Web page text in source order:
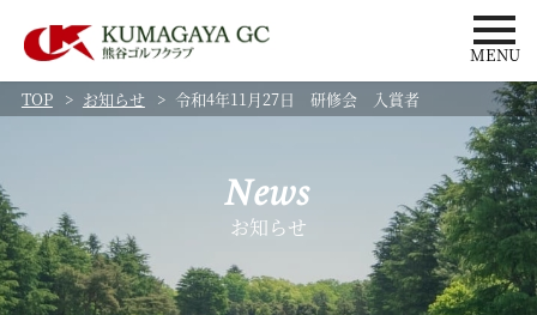
MENU
TOP
お知らせ 令和4年11月27日 研修会 入賞者
News
お知らせ